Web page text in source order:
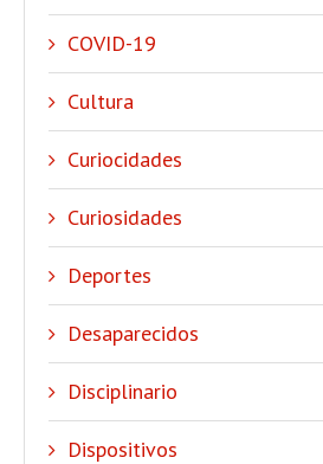
COVID-19
Cultura
Curiocidades
Curiosidades
Deportes
Desaparecidos
Disciplinario
Dispositivos